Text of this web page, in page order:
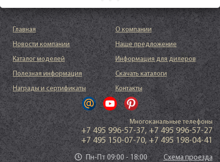
Главная
О компании
Новости компании
Наше предложение
Каталог моделей
Информация для дилеров
Полезная информация
Скачать каталоги
Награды и сертификаты
Контакты
Многоканальные телефоны
+7 495 996-57-37,+7 495 996-57-27
+7 495 150-07-70, +7 495 198-04-41
Пн-Пт 09:00 - 18:00 Схема проезда